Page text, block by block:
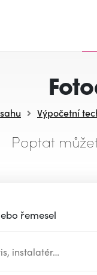
Výpočetní
Poptat
řemesel